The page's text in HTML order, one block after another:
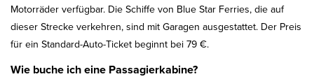
Motorräder verfügbar. Die Schiffe von Blue Star Ferries, die auf
dieser Strecke verkehren, sind mit Garagen ausgestattet. Der Preis
für ein Standard-Auto-Ticket beginnt bei 79 €.
Wie buche ich eine Passagierkabine?